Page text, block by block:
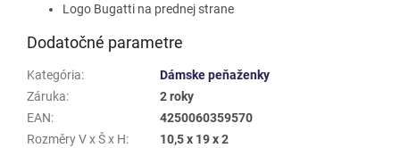
Logo Bugatti na prednej strane
Dodatočné parametre
Kategória:
Dámske peňaženky
Záruka:
2 roky
EAN:
4250060359570
Rozměry V x Š x H:
10,5 x 19 x 2